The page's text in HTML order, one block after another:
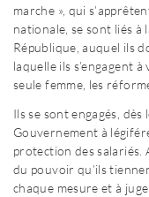
marche », qui
nationale, se sont liés à
République, auquel ils
laquelle ils s’engagent
seule femme, les
Ils se sont engagés,
Gouvernement à
protection des salariés.
du pouvoir qu’ils
chaque mesure et à